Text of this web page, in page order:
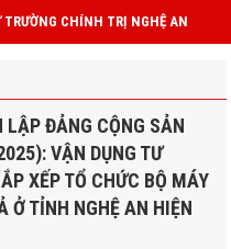
CHÍNH TRỊ NGHỆ AN
ĐẢNG CỘNG SẢN
VẬN DỤNG TƯ
XẾP TỔ CHỨC BỘ MÁY
Ở TỈNH NGHỆ AN HIỆN